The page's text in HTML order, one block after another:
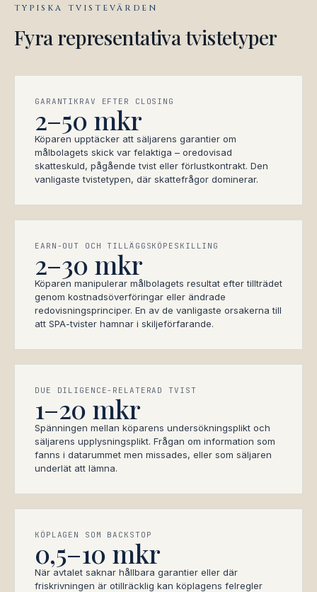
TYPISKA TVISTEVÄRDEN
Fyra representativa tvistetyper
GARANTIKRAV EFTER CLOSING
2–50 mkr
Köparen upptäcker att säljarens garantier om
målbolagets skick var felaktiga – oredovisad
skatteskuld, pågående tvist eller förlustkontrakt. Den
vanligaste tvistetypen, där skattefrågor dominerar.
EARN-OUT OCH TILLÄGGSKÖPESKILLING
2–30 mkr
Köparen manipulerar målbolagets resultat efter tillträdet
genom kostnadsöverföringar eller ändrade
redovisningsprinciper. En av de vanligaste orsakerna till
att SPA-tvister hamnar i skiljeförfarande.
DUE DILIGENCE-RELATERAD TVIST
1–20 mkr
Spänningen mellan köparens undersökningsplikt och
säljarens upplysningsplikt. Frågan om information som
fanns i datarummet men missades, eller som säljaren
underlät att lämna.
KÖPLAGEN SOM BACKSTOP
0,5–10 mkr
När avtalet saknar hållbara garantier eller där
friskrivningen är otillräcklig kan köplagens felregler